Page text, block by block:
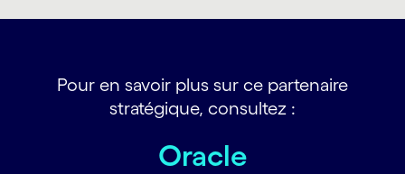
Pour en savoir plus sur ce partenaire
stratégique, consultez :
Oracle